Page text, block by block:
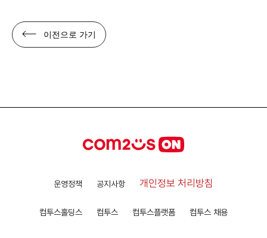
이전으로 가기
운영정책 공지사항 개인정보 처리방침
컴투스홀딩스 컴투스 컴투스플랫폼 컴투스 채용